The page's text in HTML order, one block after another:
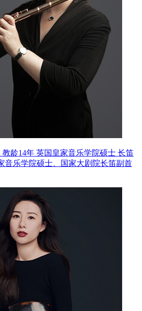
教龄14年 英国皇家音乐学院硕士 长笛
音乐学院硕士、国家大剧院长笛副首